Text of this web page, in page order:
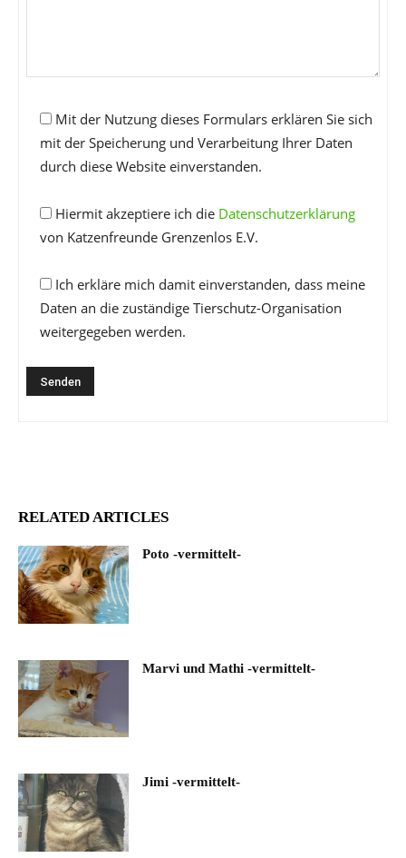
Mit der Nutzung dieses Formulars erklären Sie sich
mit der Speicherung und Verarbeitung Ihrer Daten
durch diese Website einverstanden.
Hiermit akzeptiere ich die Datenschutzerklärung
von Katzenfreunde Grenzenlos E.V.
Ich erkläre mich damit einverstanden, dass meine
Daten an die zuständige Tierschutz-Organisation
weitergegeben werden.
RELATED ARTICLES
Poto -vermittelt-
Marvi und Mathi -vermittelt-
Jimi -vermittelt-